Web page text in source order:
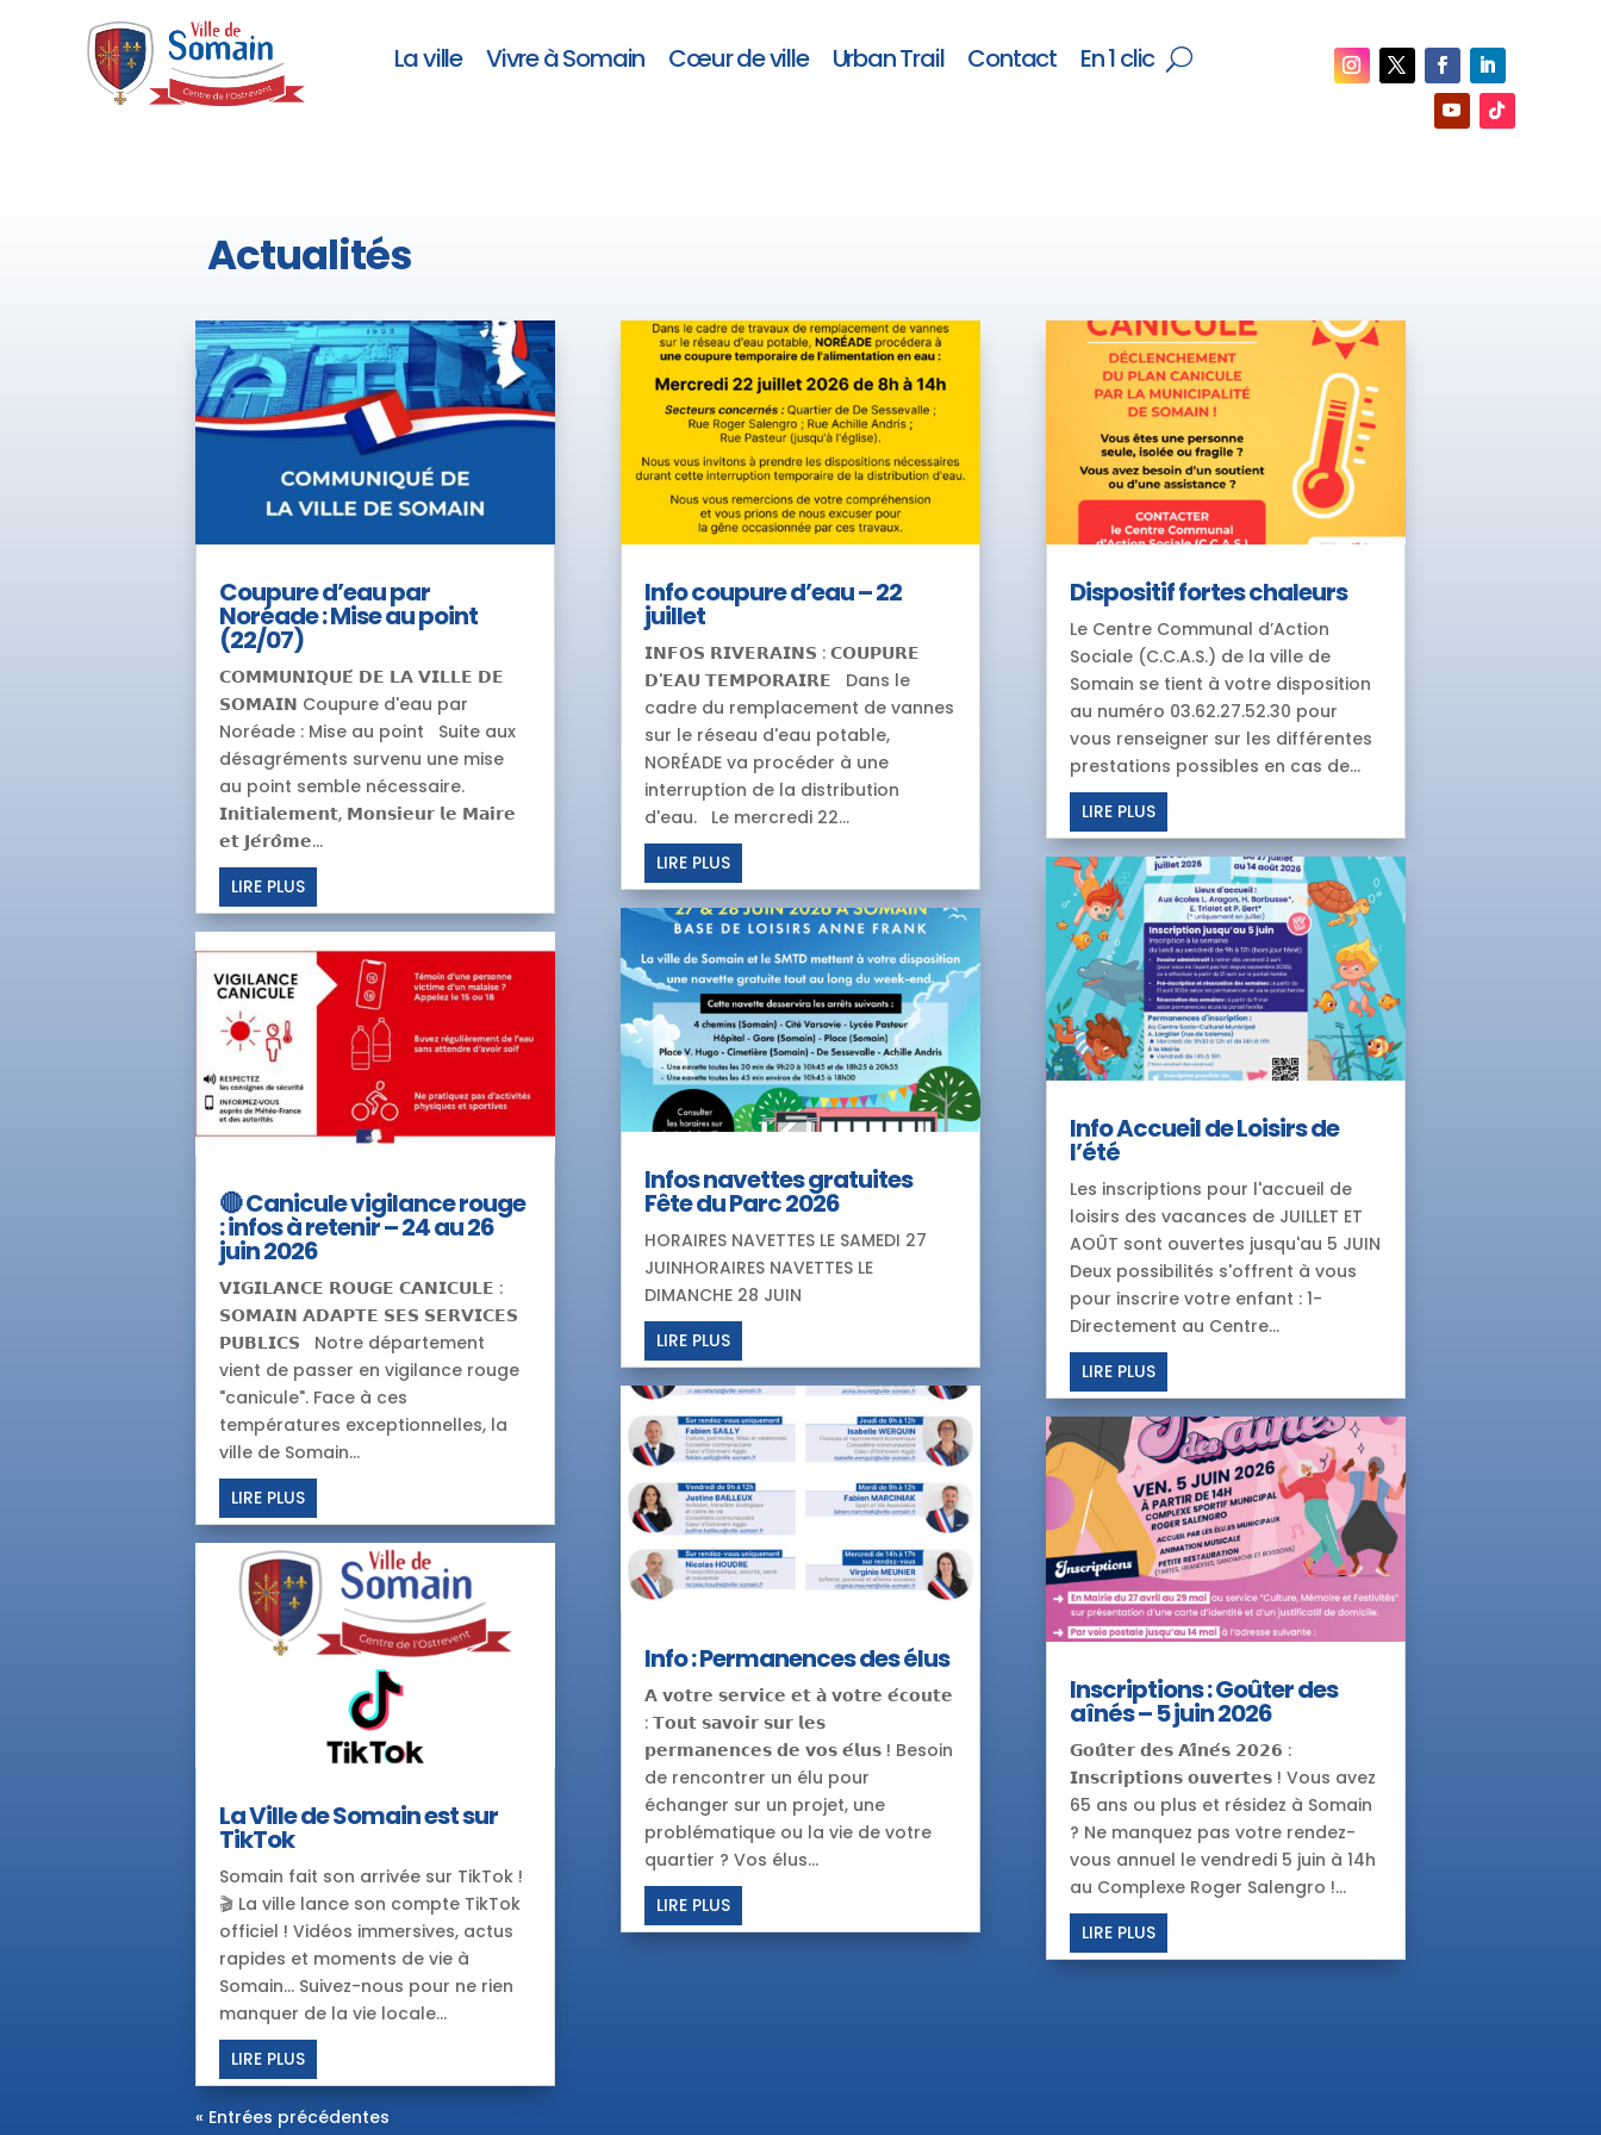
La ville Vivre à Somain Cœur de ville Urban Trail Contact En 1 clic
Actualités
Coupure d’eau par
Noréade : Mise au point
(22/07)
𝗖𝗢𝗠𝗠𝗨𝗡𝗜𝗤𝗨𝗘́ 𝗗𝗘 𝗟𝗔 𝗩𝗜𝗟𝗟𝗘 𝗗𝗘
𝗦𝗢𝗠𝗔𝗜𝗡 Coupure d'eau par
Noréade : Mise au point Suite aux
désagréments survenu une mise
au point semble nécessaire.
𝗜𝗻𝗶𝘁𝗶𝗮𝗹𝗲𝗺𝗲𝗻𝘁, 𝗠𝗼𝗻𝘀𝗶𝗲𝘂𝗿 𝗹𝗲 𝗠𝗮𝗶𝗿𝗲
𝗲𝘁 𝗝𝗲́𝗿𝗼̂𝗺𝗲...
LIRE PLUS
🔴 Canicule vigilance rouge
: infos à retenir – 24 au 26
juin 2026
𝗩𝗜𝗚𝗜𝗟𝗔𝗡𝗖𝗘 𝗥𝗢𝗨𝗚𝗘 𝗖𝗔𝗡𝗜𝗖𝗨𝗟𝗘 :
𝗦𝗢𝗠𝗔𝗜𝗡 𝗔𝗗𝗔𝗣𝗧𝗘 𝗦𝗘𝗦 𝗦𝗘𝗥𝗩𝗜𝗖𝗘𝗦
𝗣𝗨𝗕𝗟𝗜𝗖𝗦 Notre département
vient de passer en vigilance rouge
"canicule". Face à ces
températures exceptionnelles, la
ville de Somain...
LIRE PLUS
La Ville de Somain est sur
TikTok
Somain fait son arrivée sur TikTok !
🎬 La ville lance son compte TikTok
officiel ! Vidéos immersives, actus
rapides et moments de vie à
Somain... Suivez-nous pour ne rien
manquer de la vie locale...
LIRE PLUS
Info coupure d’eau – 22
juillet
𝗜𝗡𝗙𝗢𝗦 𝗥𝗜𝗩𝗘𝗥𝗔𝗜𝗡𝗦 : 𝗖𝗢𝗨𝗣𝗨𝗥𝗘
𝗗'𝗘𝗔𝗨 𝗧𝗘𝗠𝗣𝗢𝗥𝗔𝗜𝗥𝗘 Dans le
cadre du remplacement de vannes
sur le réseau d'eau potable,
NORÉADE va procéder à une
interruption de la distribution
d'eau. Le mercredi 22...
LIRE PLUS
Infos navettes gratuites
Fête du Parc 2026
HORAIRES NAVETTES LE SAMEDI 27
JUINHORAIRES NAVETTES LE
DIMANCHE 28 JUIN
LIRE PLUS
Info : Permanences des élus
𝗔 𝘃𝗼𝘁𝗿𝗲 𝘀𝗲𝗿𝘃𝗶𝗰𝗲 𝗲𝘁 𝗮̀ 𝘃𝗼𝘁𝗿𝗲 𝗲́𝗰𝗼𝘂𝘁𝗲
: 𝗧𝗼𝘂𝘁 𝘀𝗮𝘃𝗼𝗶𝗿 𝘀𝘂𝗿 𝗹𝗲𝘀
𝗽𝗲𝗿𝗺𝗮𝗻𝗲𝗻𝗰𝗲𝘀 𝗱𝗲 𝘃𝗼𝘀 𝗲́𝗹𝘂𝘀 ! Besoin
de rencontrer un élu pour
échanger sur un projet, une
problématique ou la vie de votre
quartier ? Vos élus...
LIRE PLUS
Dispositif fortes chaleurs
Le Centre Communal d’Action
Sociale (C.C.A.S.) de la ville de
Somain se tient à votre disposition
au numéro 03.62.27.52.30 pour
vous renseigner sur les différentes
prestations possibles en cas de...
LIRE PLUS
Info Accueil de Loisirs de
l’été
Les inscriptions pour l'accueil de
loisirs des vacances de JUILLET ET
AOÛT sont ouvertes jusqu'au 5 JUIN
Deux possibilités s'offrent à vous
pour inscrire votre enfant : 1-
Directement au Centre...
LIRE PLUS
Inscriptions : Goûter des
aînés – 5 juin 2026
𝗚𝗼𝘂̂𝘁𝗲𝗿 𝗱𝗲𝘀 𝗔𝗶̂𝗻𝗲́𝘀 𝟮𝟬𝟮𝟲 :
𝗜𝗻𝘀𝗰𝗿𝗶𝗽𝘁𝗶𝗼𝗻𝘀 𝗼𝘂𝘃𝗲𝗿𝘁𝗲𝘀 ! Vous avez
65 ans ou plus et résidez à Somain
? Ne manquez pas votre rendez-
vous annuel le vendredi 5 juin à 14h
au Complexe Roger Salengro !...
LIRE PLUS
« Entrées précédentes